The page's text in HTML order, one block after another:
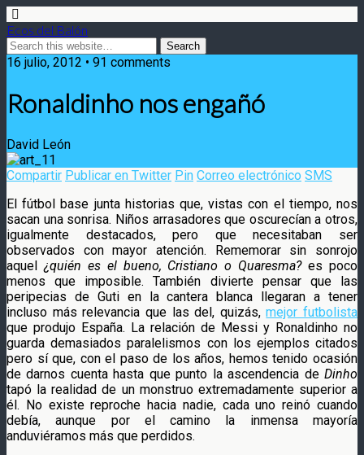
Ecos del Balón
16 julio, 2012 • 91 comments
Ronaldinho nos engañó
David León
Compartir Publicar en Twitter Pin Correo electrónico SMS
El fútbol base junta historias que, vistas con el tiempo, nos
sacan una sonrisa. Niños arrasadores que oscurecían a otros,
igualmente destacados, pero que necesitaban ser
observados con mayor atención. Rememorar sin sonrojo
aquel¿quién es el bueno, Cristiano o Quaresma?es poco
menos que imposible. También divierte pensar que las
peripecias de Guti en la cantera blanca llegaran a tener
incluso más relevancia que las del, quizás,mejor futbolista
que produjo España. La relación de Messi y Ronaldinho no
guarda demasiados paralelismos con los ejemplos citados
pero sí que, con el paso de los años, hemos tenido ocasión
de darnos cuenta hasta que punto la ascendencia de Dinho
tapó la realidad de un monstruo extremadamente superior a
él. No existe reproche hacia nadie, cada uno reinó cuando
debía, aunque por el camino la inmensa mayoría
anduviéramos más que perdidos.